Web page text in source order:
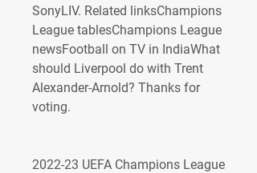
SonyLIV. Related linksChampions
League tablesChampions League
newsFootball on TV in IndiaWhat
should Liverpool do with Trent
Alexander-Arnold? Thanks for
voting.
2022-23 UEFA Champions League